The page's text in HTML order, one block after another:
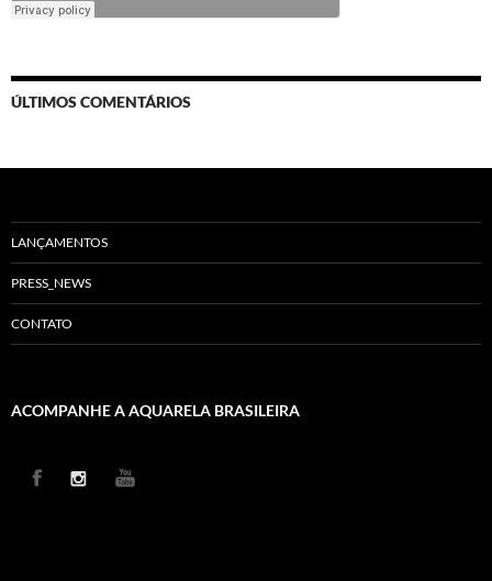
ÚLTIMOS COMENTÁRIOS
LANÇAMENTOS
PRESS_NEWS
CONTATO
ACOMPANHE A AQUARELA BRASILEIRA